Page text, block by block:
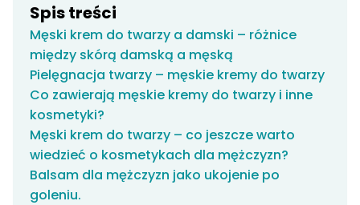
Spis treści
Męski krem do twarzy a damski – różnice
między skórą damską a męską
Pielęgnacja twarzy – męskie kremy do twarzy
Co zawierają męskie kremy do twarzy i inne
kosmetyki?
Męski krem do twarzy – co jeszcze warto
wiedzieć o kosmetykach dla mężczyzn?
Balsam dla mężczyzn jako ukojenie po
goleniu.